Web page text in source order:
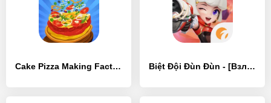
Cake Pizza Making Factory - [Взлом/МОД Unlocked] Biệt Đội Đùn Đùn - [Взлом/МОД Бесконечные деньги]